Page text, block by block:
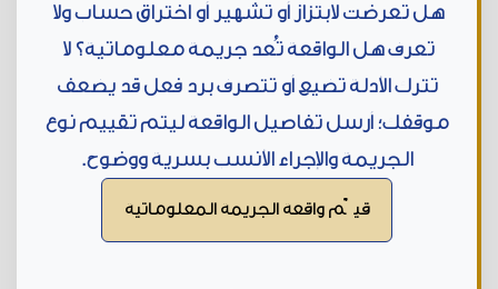
هل تعرضت لابتزاز أو تشهير أو اختراق حساب ولا
تعرف هل الواقعة تُعد جريمة معلوماتية؟ لا
تترك الأدلة تضيع أو تتصرف برد فعل قد يضعف
موقفك؛ أرسل تفاصيل الواقعة ليتم تقييم نوع
الجريمة والإجراء الأنسب بسرية ووضوح.
قيّم واقعة الجريمة المعلوماتية